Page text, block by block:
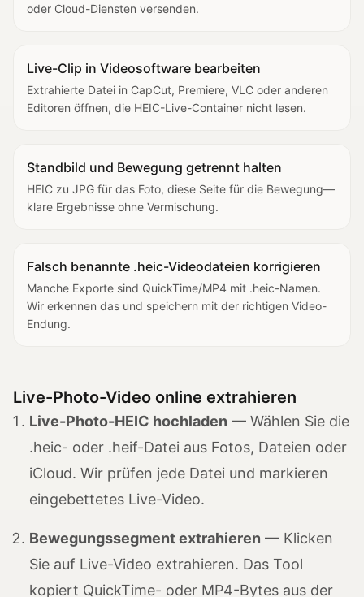
oder Cloud-Diensten versenden.
Live-Clip in Videosoftware bearbeiten
Extrahierte Datei in CapCut, Premiere, VLC oder anderen
Editoren öffnen, die HEIC-Live-Container nicht lesen.
Standbild und Bewegung getrennt halten
HEIC zu JPG für das Foto, diese Seite für die Bewegung—
klare Ergebnisse ohne Vermischung.
Falsch benannte .heic-Videodateien korrigieren
Manche Exporte sind QuickTime/MP4 mit .heic-Namen.
Wir erkennen das und speichern mit der richtigen Video-
Endung.
Live-Photo-Video online extrahieren
Live-Photo-HEIC hochladen — Wählen Sie die
.heic- oder .heif-Datei aus Fotos, Dateien oder
iCloud. Wir prüfen jede Datei und markieren
eingebettetes Live-Video.
Bewegungssegment extrahieren — Klicken
Sie auf Live-Video extrahieren. Das Tool
kopiert QuickTime- oder MP4-Bytes aus der